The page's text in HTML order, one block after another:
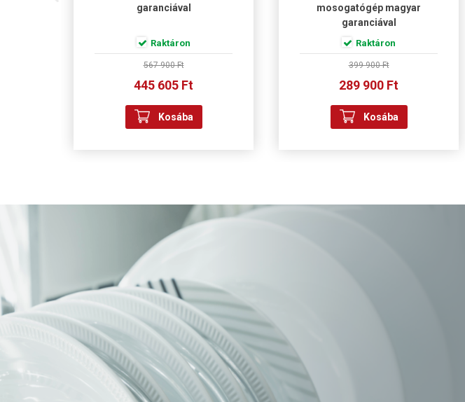
garanciával
Raktáron
567 900 Ft
445 605 Ft
Kosába
mosogatógép magyar
garanciával
Raktáron
399 900 Ft
289 900 Ft
Kosába